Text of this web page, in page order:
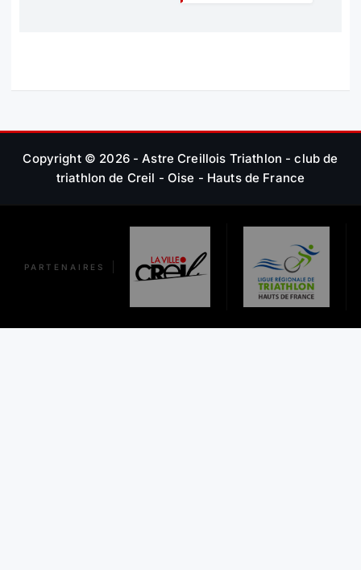
O
N
D
’
R
Copyright © 2026 - Astre Creillois Triathlon - club de
triathlon de Creil - Oise - Hauts de France
PARTENAIRES